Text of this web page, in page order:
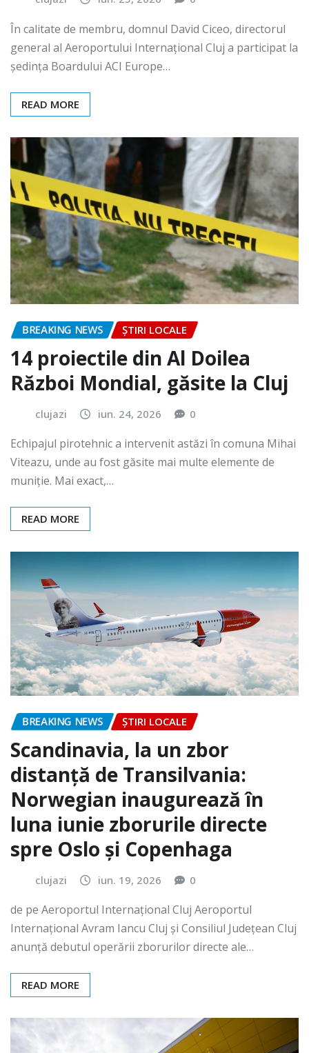
În calitate de membru, domnul David Ciceo, directorul
general al Aeroportului Internațional Cluj a participat la
ședința Boardului ACI Europe…
READ MORE
BREAKING NEWS ȘTIRI LOCALE
14 proiectile din Al Doilea
Război Mondial, găsite la Cluj
clujazi iun. 24, 2026 0
Echipajul pirotehnic a intervenit astăzi în comuna Mihai
Viteazu, unde au fost găsite mai multe elemente de
muniție. Mai exact,…
READ MORE
BREAKING NEWS ȘTIRI LOCALE
Scandinavia, la un zbor
distanță de Transilvania:
Norwegian inaugurează în
luna iunie zborurile directe
spre Oslo și Copenhaga
clujazi iun. 19, 2026 0
de pe Aeroportul Internaţional Cluj Aeroportul
Internațional Avram Iancu Cluj și Consiliul Județean Cluj
anunță debutul operării zborurilor directe ale…
READ MORE